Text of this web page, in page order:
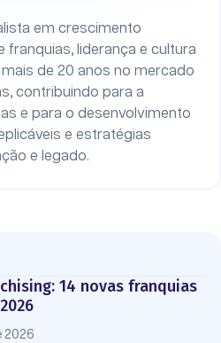
em crescimento
franquias, liderança e cultura
de 20 anos no mercado
contribuindo para a
e para o desenvolvimento
e estratégias
e legado.
14 novas franquias
2026